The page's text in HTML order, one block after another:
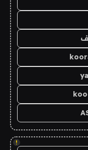
!